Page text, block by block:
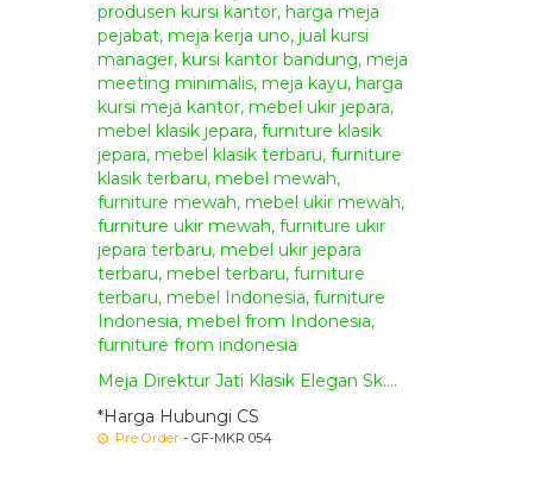
yang anda inginkan menggunakan
Telepon, dan Video Call. Dan proses
nama owner kamiSdri. Yonika Febriana Putri
nama barang berseta kode produknya
Payment 50%dari total produk yang anda pesan.
produk mebel yang anda pesan sudah selesai
dari produk mebel yang anda pesan.
atauPeti Kemasyang ada di
serta produkmebel jepara yang kami kirim
Meja Direktur Jati Klasik Elegan Sk....
*Harga Hubungi CS
Pre Order - GF-MKR 054